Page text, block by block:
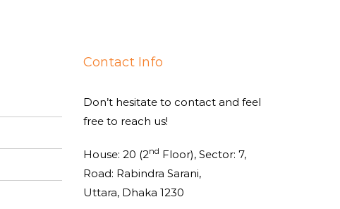
Contact Info
Don’t hesitate to contact and feel
free to reach us!
House: 20 (2nd Floor), Sector: 7,
Road: Rabindra Sarani,
Uttara, Dhaka 1230